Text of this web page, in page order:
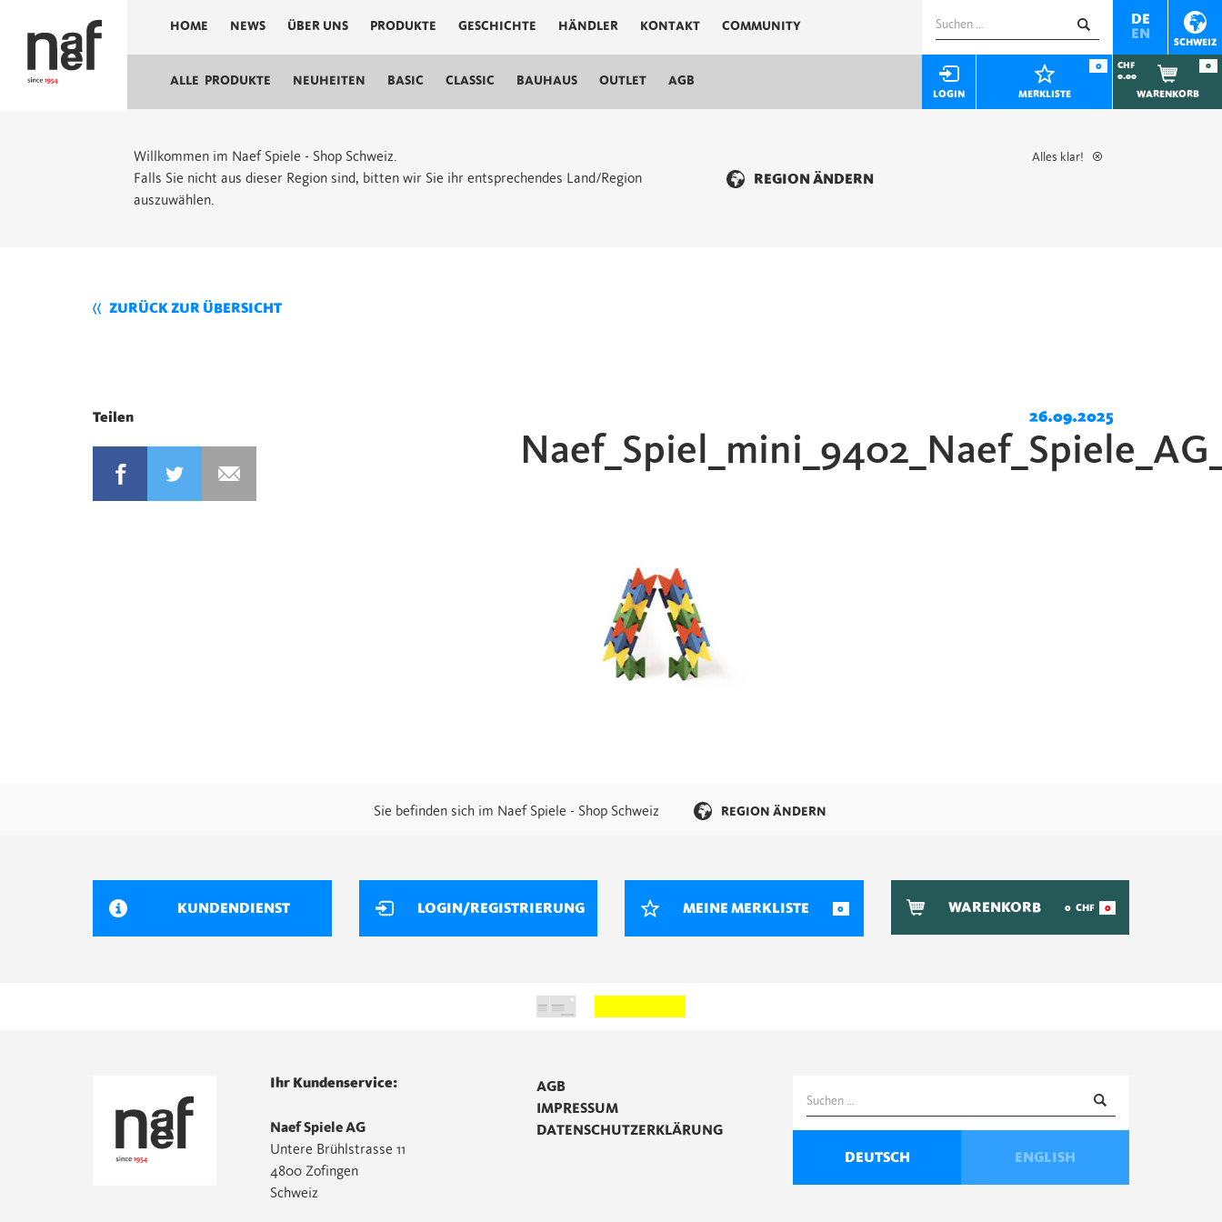
HOME NEWS ÜBER UNS PRODUKTE GESCHICHTE HÄNDLER KONTAKT COMMUNITY
DE
EN
SCHWEIZ
Suchen
nach:
ALLE PRODUKTE NEUHEITEN BASIC CLASSIC BAUHAUS OUTLET AGB
LOGIN MERKLISTE
0
CHF
0.00
WARENKORB
0
Willkommen im Naef Spiele - Shop Schweiz.
Falls Sie nicht aus dieser Region sind, bitten wir Sie ihr entsprechendes Land/Region
auszuwählen.
REGION ÄNDERN
Alles klar!
ZURÜCK ZUR ÜBERSICHT
Teilen 26.09.2025
Sie befinden sich im Naef Spiele - Shop Schweiz REGION ÄNDERN
KUNDENDIENST LOGIN/REGISTRIERUNG MEINE MERKLISTE 0 WARENKORB 0 CHF 0
Ihr Kundenservice:
Naef Spiele AG
Untere Brühlstrasse 11
4800 Zofingen
Schweiz
AGB
IMPRESSUM
DATENSCHUTZERKLÄRUNG
Suchen
nach:
DEUTSCH ENGLISH